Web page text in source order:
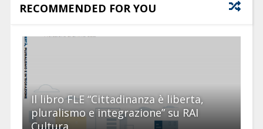
RECOMMENDED FOR YOU
Il libro FLE “Cittadinanza è liberta,
pluralismo e integrazione” su RAI
Cultura